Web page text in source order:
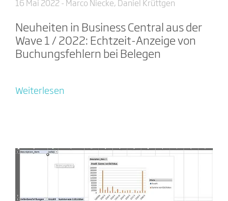
16 Mai 2022 - Marco Niecke, Daniel Krüttgen
Neuheiten in Business Central aus der
Wave 1 / 2022: Echtzeit-Anzeige von
Buchungsfehlern bei Belegen
Weiterlesen